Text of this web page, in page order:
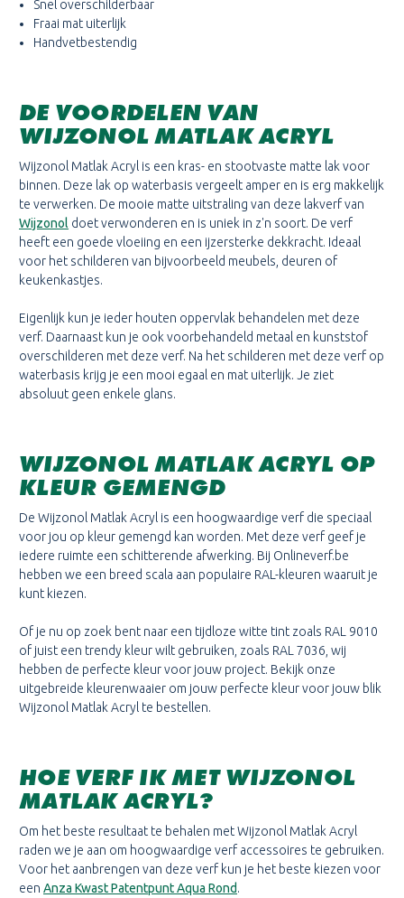
Snel overschilderbaar
Fraai mat uiterlijk
Handvetbestendig
DE VOORDELEN VAN
WIJZONOL MATLAK ACRYL
Wijzonol Matlak Acryl is een kras- en stootvaste matte lak voor
binnen. Deze lak op waterbasis vergeelt amper en is erg makkelijk
te verwerken. De mooie matte uitstraling van deze lakverf van
Wijzonol doet verwonderen en is uniek in z'n soort. De verf
heeft een goede vloeiing en een ijzersterke dekkracht. Ideaal
voor het schilderen van bijvoorbeeld meubels, deuren of
keukenkastjes.
Eigenlijk kun je ieder houten oppervlak behandelen met deze
verf. Daarnaast kun je ook voorbehandeld metaal en kunststof
overschilderen met deze verf. Na het schilderen met deze verf op
waterbasis krijg je een mooi egaal en mat uiterlijk. Je ziet
absoluut geen enkele glans.
WIJZONOL MATLAK ACRYL OP
KLEUR GEMENGD
De Wijzonol Matlak Acryl is een hoogwaardige verf die speciaal
voor jou op kleur gemengd kan worden. Met deze verf geef je
iedere ruimte een schitterende afwerking. Bij Onlineverf.be
hebben we een breed scala aan populaire RAL-kleuren waaruit je
kunt kiezen.
Of je nu op zoek bent naar een tijdloze witte tint zoals RAL 9010
of juist een trendy kleur wilt gebruiken, zoals RAL 7036, wij
hebben de perfecte kleur voor jouw project. Bekijk onze
uitgebreide kleurenwaaier om jouw perfecte kleur voor jouw blik
Wijzonol Matlak Acryl te bestellen.
HOE VERF IK MET WIJZONOL
MATLAK ACRYL?
Om het beste resultaat te behalen met Wijzonol Matlak Acryl
raden we je aan om hoogwaardige verf accessoires te gebruiken.
Voor het aanbrengen van deze verf kun je het beste kiezen voor
een Anza Kwast Patentpunt Aqua Rond.